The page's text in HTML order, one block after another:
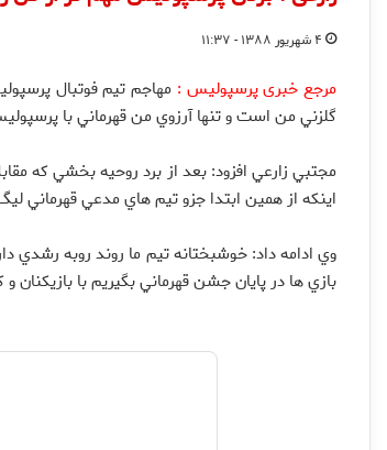
۴ شهریور ۱۳۸۸ - ۱۱:۳۷
مرجع خبری پرسپولیس : مهاجم تيم فوتبال
گلزني من است و تنها آرزوي من قهرماني با
مجتبي زارعي افزود: بعد از برد روحيه بخشي كه
اينكه از همين ابتدا جزو تيم هاي مدعي قهرماني
وي ادامه داد: خوشبختانه تيم ما روند روبه رشدي
بازي ها در پايان جشن قهرماني بگيريم با